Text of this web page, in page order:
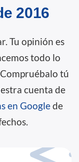
2016
Tu opinión es
todo lo
tú
cuenta de
en Googlede